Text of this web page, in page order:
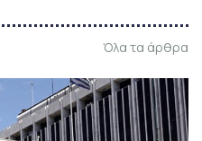
Όλα τα άρθρα